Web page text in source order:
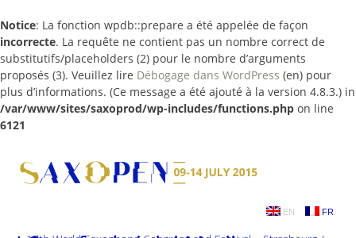
Notice: La fonction wpdb::prepare a été appelée de façon
incorrecte. La requête ne contient pas un nombre correct de
substitutifs/placeholders (2) pour le nombre d’arguments
proposés (3). Veuillez lire Débogage dans WordPress (en) pour
plus d’informations. (Ce message a été ajouté à la version 4.8.3.) in
/var/www/sites/saxoprod/wp-includes/functions.php on line
6121
content
EN FR